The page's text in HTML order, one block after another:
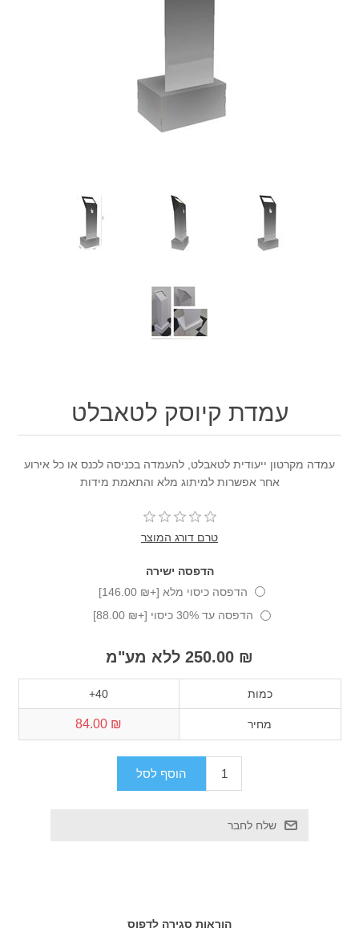
עמדת קיוסק לטאבלט
עמדה מקרטון ייעודית לטאבלט, להעמדה בכניסה לכנס או כל אירוע
אחר אפשרות למיתוג מלא והתאמת מידות
טרם דורג המוצר
הדפסה ישירה
הדפסה כיסוי מלא [+₪ 146.00]
הדפסה עד 30% כיסוי [+₪ 88.00]
₪ 250.00 ללא מע"מ
כמות 40+
מחיר ₪ 84.00
הוראות סגירה לדפוס